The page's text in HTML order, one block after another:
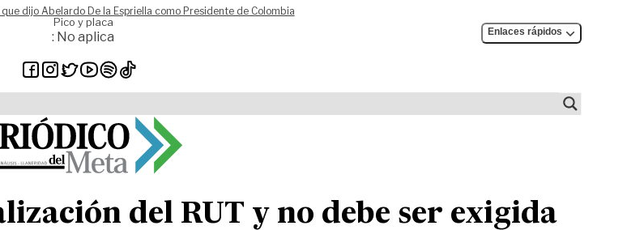
dijo Abelardo De la Espriella como Presidente de Colombia
Pico y placa
: No aplica Enlaces rápidos
del RUT y no debe ser exigida